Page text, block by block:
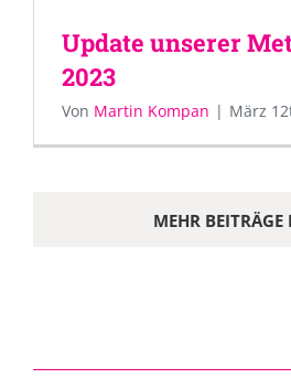
Update unserer
2023
Von Martin Kompan | März
MEHR BEITRÄGE